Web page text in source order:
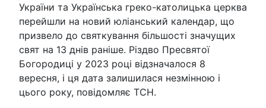
України та Українська греко-католицька церква
перейшли на новий юліанський календар, що
призвело до святкування більшості значущих
свят на 13 днів раніше. Різдво Пресвятої
Богородиці у 2023 році відзначалося 8
вересня, і ця дата залишилася незмінною і
цього року, повідомляє ТСН.